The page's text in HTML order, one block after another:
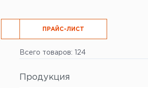
ПРАЙС-ЛИСТ
РЕЗКА
Всего товаров: 124
Продукция